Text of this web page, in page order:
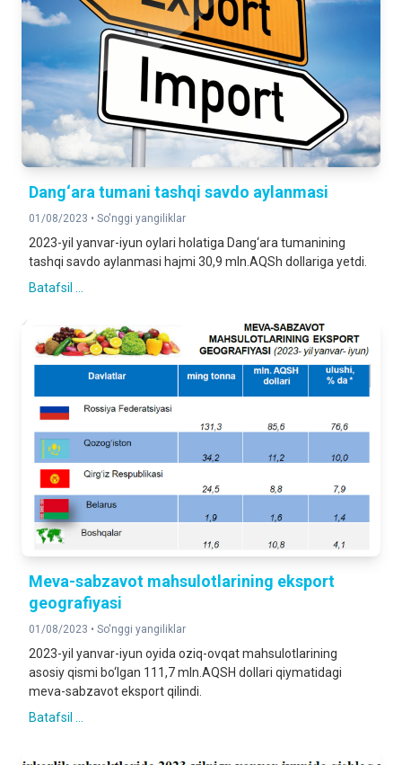
Dang‘ara tumani tashqi savdo aylanmasi
01/08/2023 • So'nggi yangiliklar
2023-yil yanvar-iyun oylari holatiga Dang‘ara tumanining
tashqi savdo aylanmasi hajmi 30,9 mln.AQSh dollariga yetdi.
Batafsil ...
Meva-sabzavot mahsulotlarining eksport
geografiyasi
01/08/2023 • So'nggi yangiliklar
2023-yil yanvar-iyun oyida oziq-ovqat mahsulotlarining
asosiy qismi bo‘lgan 111,7 mln.AQSH dollari qiymatidagi
meva-sabzavot eksport qilindi.
Batafsil ...